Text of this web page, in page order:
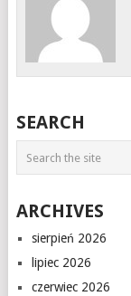
SEARCH
ARCHIVES
sierpień 2026
lipiec 2026
czerwiec 2026